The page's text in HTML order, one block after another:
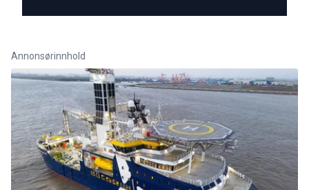
Annonsørinnhold